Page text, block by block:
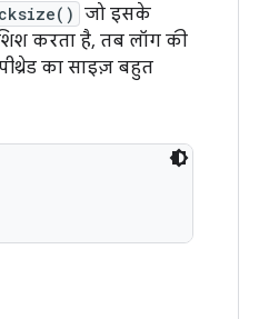
जो इसके
करता है, तब लॉग की
का साइज़ बहुत